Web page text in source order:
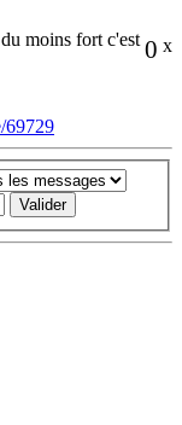
0 x
moins fort c'est
69729